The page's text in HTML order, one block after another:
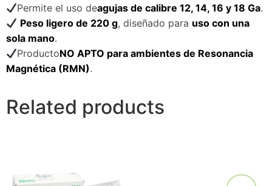
Permite el uso deagujas de calibre 12, 14, 16 y 18 Ga.
Peso ligero de 220 g, diseñado para uso con una
sola mano.
ProductoNO APTO para ambientes de Resonancia
Magnética (RMN).
Related products